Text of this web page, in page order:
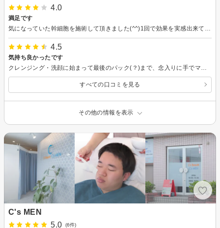
4.0
満足です
4.5
気持ち良かったです
すべての口コミを見る
その他の情報を表示
C's MEN
5.0
(6件)